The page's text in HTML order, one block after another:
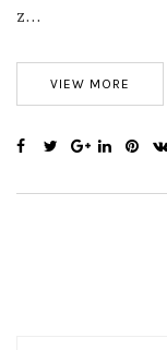
z…
VIEW MORE